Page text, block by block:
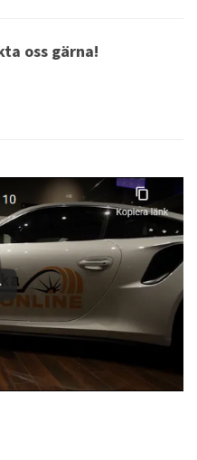
oss gärna!